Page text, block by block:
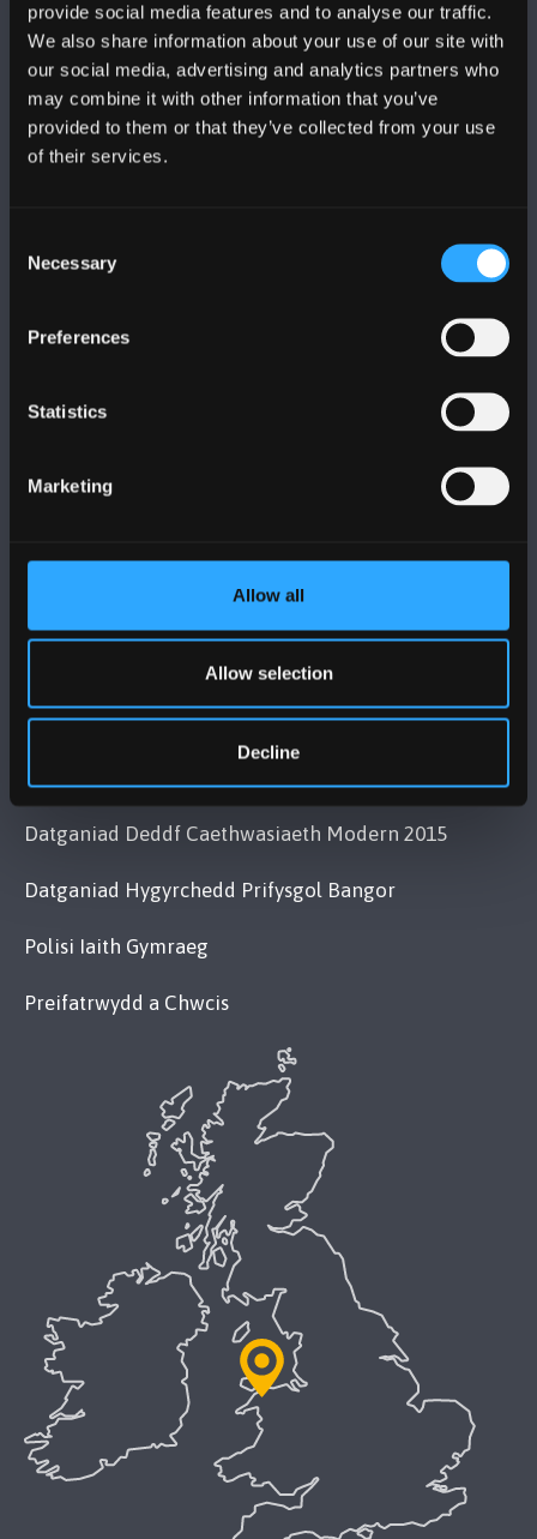
provide social media features and to analyse our traffic.
We also share information about your use of our site with
our social media, advertising and analytics partners who
may combine it with other information that you’ve
provided to them or that they’ve collected from your use
of their services.
Selection
Necessary
Preferences
Statistics
Marketing
Allow all
Allow selection
Decline
DILYNWCH NI
PRIFYSGOL BANGOR
Cysylltwch â Ni
MAPIAU A CHYFARWYDDIADAU TEITHIO
POLISI
Cydymffurfiaeth Gyfreithiol
Datganiad Deddf Caethwasiaeth Modern 2015
Datganiad Hygyrchedd Prifysgol Bangor
Polisi Iaith Gymraeg
Preifatrwydd a Chwcis